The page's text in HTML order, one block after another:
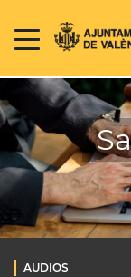
AUDIOS